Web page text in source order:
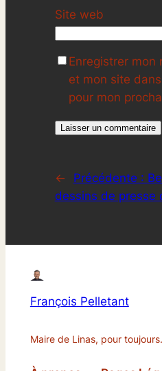
Site web
Enregistrer mon
et mon site
pour mon
← Précédente :
dessins de presse
François Pelletant
Maire de Linas, pour toujours.